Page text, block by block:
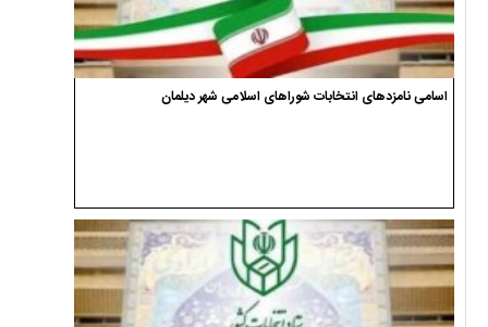
اسامی نامزدهای انتخابات شوراهای اسلامی شهر دیلمان